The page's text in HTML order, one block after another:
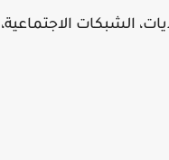
الشبكات الاجتماعية،